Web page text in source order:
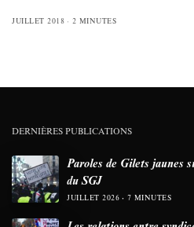
JUILLET 2018 2 MINUTES
DERNIÈRES PUBLICATIONS
Paroles de Gilets jaunes
du SGJ
JUILLET 2026 7 MINUTES